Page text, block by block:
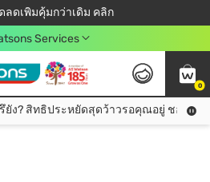
ลดเพิ่มคุ้มกว่าเดิม คลิก
รั้งแรก ลดเพิ่มจุก ๆ 10%! 🎉
ฟรี! เมื่อชอป 499฿
กวัตสัน คลับดียังไง?
Services
0
มีบัตรสมาชิกวัตสัน คลับรึยัง? สิทธิประหยัดสุดว้าวรอคุณอยู่ ชอปคุ้มกว่าเดิม คลิก!
ง? สิทธิประหยัดสุดว้าวรอคุณอยู่ ชอปคุ้มก